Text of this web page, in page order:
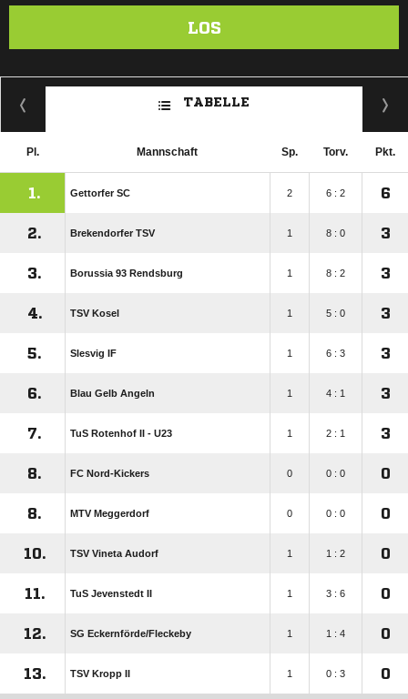
LOS
TABELLE
Pl. Mannschaft Sp. Torv. Pkt.
1. Gettorfer SC 2 6 : 2 6
2. Brekendorfer TSV 1 8 : 0 3
3. Borussia 93 Rendsburg 1 8 : 2 3
4. TSV Kosel 1 5 : 0 3
5. Slesvig IF 1 6 : 3 3
6. Blau Gelb Angeln 1 4 : 1 3
7. TuS Rotenhof II - U23 1 2 : 1 3
8. FC Nord-Kickers 0 0 : 0 0
8. MTV Meggerdorf 0 0 : 0 0
10. TSV Vineta Audorf 1 1 : 2 0
11. TuS Jevenstedt II 1 3 : 6 0
12. SG Eckernförde/​Fleckeby 1 1 : 4 0
13. TSV Kropp II 1 0 : 3 0